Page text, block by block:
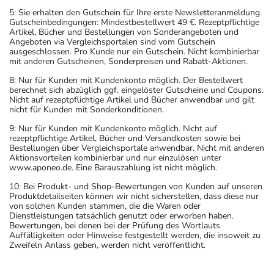
5: Sie erhalten den Gutschein für Ihre erste Newsletteranmeldung.
Gutscheinbedingungen: Mindestbestellwert 49 €. Rezeptpflichtige
Artikel, Bücher und Bestellungen von Sonderangeboten und
Angeboten via Vergleichsportalen sind vom Gutschein
ausgeschlossen. Pro Kunde nur ein Gutschein. Nicht kombinierbar
mit anderen Gutscheinen, Sonderpreisen und Rabatt-Aktionen.
8: Nur für Kunden mit Kundenkonto möglich. Der Bestellwert
berechnet sich abzüglich ggf. eingelöster Gutscheine und Coupons.
Nicht auf rezeptpflichtige Artikel und Bücher anwendbar und gilt
nicht für Kunden mit Sonderkonditionen.
9: Nur für Kunden mit Kundenkonto möglich. Nicht auf
rezeptpflichtige Artikel, Bücher und Versandkosten sowie bei
Bestellungen über Vergleichsportale anwendbar. Nicht mit anderen
Aktionsvorteilen kombinierbar und nur einzulösen unter
www.aponeo.de. Eine Barauszahlung ist nicht möglich.
10: Bei Produkt- und Shop-Bewertungen von Kunden auf unseren
Produktdetailseiten können wir nicht sicherstellen, dass diese nur
von solchen Kunden stammen, die die Waren oder
Dienstleistungen tatsächlich genutzt oder erworben haben.
Bewertungen, bei denen bei der Prüfung des Wortlauts
Auffälligkeiten oder Hinweise festgestellt werden, die insoweit zu
Zweifeln Anlass geben, werden nicht veröffentlicht.